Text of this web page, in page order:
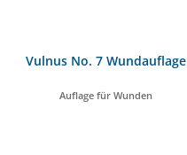
Vulnus No. 7 Wundauflage
Auflage für Wunden